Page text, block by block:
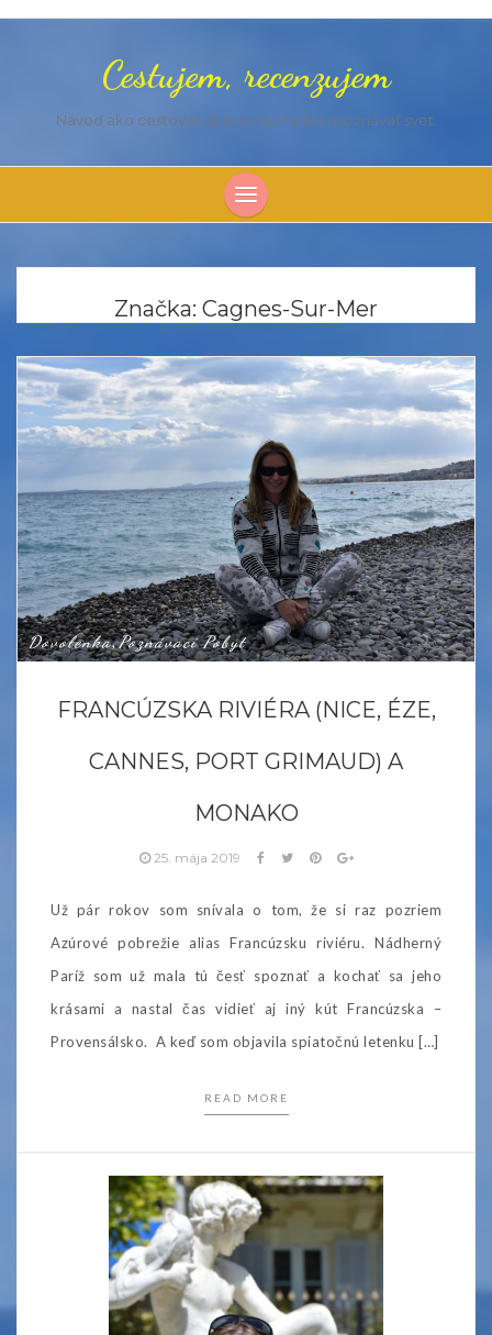
Cestujem, recenzujem
Návod ako cestovať za málo peňazí a spoznávať svet.
Značka: Cagnes-Sur-Mer
Dovolenka,Poznávací Pobyt
FRANCÚZSKA RIVIÉRA (NICE, ÉZE,
CANNES, PORT GRIMAUD) A
MONAKO
25. mája 2019
Už pár rokov som snívala o tom, že si raz pozriem
Azúrové pobrežie alias Francúzsku riviéru. Nádherný
Paríž som už mala tú česť spoznať a kochať sa jeho
krásami a nastal čas vidieť aj iný kút Francúzska –
Provensálsko. A keď som objavila spiatočnú letenku […]
READ MORE